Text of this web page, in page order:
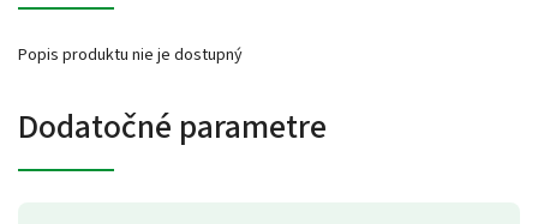
Popis produktu nie je dostupný
Dodatočné parametre